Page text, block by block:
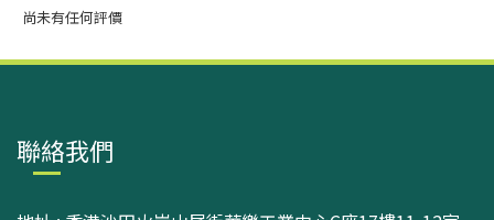
尚未有任何評價
聯絡我們